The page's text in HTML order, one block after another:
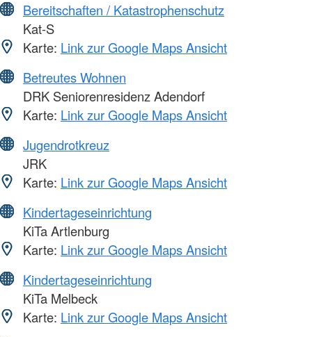
Bereitschaften / Katastrophenschutz
Kat-S
Karte: Link zur Google Maps Ansicht
Betreutes Wohnen
DRK Seniorenresidenz Adendorf
Karte: Link zur Google Maps Ansicht
Jugendrotkreuz
JRK
Karte: Link zur Google Maps Ansicht
Kindertageseinrichtung
KiTa Artlenburg
Karte: Link zur Google Maps Ansicht
Kindertageseinrichtung
KiTa Melbeck
Karte: Link zur Google Maps Ansicht